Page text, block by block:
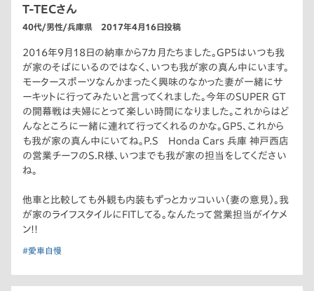
T-TECさん
40代/男性/兵庫県 2017年4月16日投稿
2016年9月18日の納車から7カ月たちました。GP5はいつも我
が家のそばにいるのではなく、いつも我が家の真ん中にいます。
モータースポーツなんかまったく興味のなかった妻が一緒にサ
ーキットに行ってみたいと言ってくれました。今年のSUPER GT
の開幕戦は夫婦にとって楽しい時間になりました。これからはど
んなところに一緒に連れて行ってくれるのかな。GP5、これから
も我が家の真ん中にいてね。P.S Honda Cars 兵庫 神戸西店
の営業チーフのS.R様、いつまでも我が家の担当をしてください
ね。
他車と比較しても外観も内装もずっとカッコいい（妻の意見）。我
が家のライフスタイルにFITしてる。なんたって営業担当がイケメ
ン!!
#愛車自慢